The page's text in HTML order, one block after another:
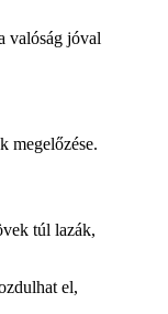
valóság jóval
megelőzése.
túl lazák,
el,